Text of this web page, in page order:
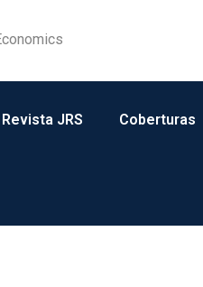
na transição climática
Revista JRS Coberturas